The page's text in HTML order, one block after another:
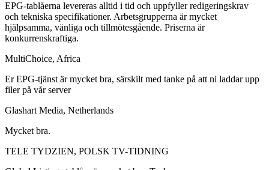
EPG-tablåerna levereras alltid i tid och uppfyller redigeringskrav
och tekniska specifikationer. Arbetsgrupperna är mycket
hjälpsamma, vänliga och tillmötesgående. Priserna är
konkurrenskraftiga.
MultiChoice, Africa
Er EPG-tjänst är mycket bra, särskilt med tanke på att ni laddar upp
filer på vår server
Glashart Media, Netherlands
Mycket bra.
TELE TYDZIEN, POLSK TV-TIDNING